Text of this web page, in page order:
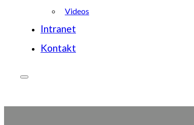
Videos
Intranet
Kontakt